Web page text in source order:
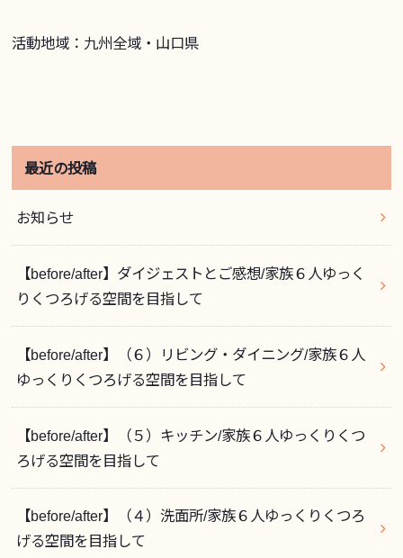
活動地域：九州全域・山口県
最近の投稿
お知らせ
【before/after】ダイジェストとご感想/家族６人ゆっく
りくつろげる空間を目指して
【before/after】（６）リビング・ダイニング/家族６人
ゆっくりくつろげる空間を目指して
【before/after】（５）キッチン/家族６人ゆっくりくつ
ろげる空間を目指して
【before/after】（４）洗面所/家族６人ゆっくりくつろ
げる空間を目指して